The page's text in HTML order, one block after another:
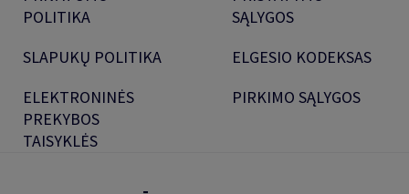
POLITIKA
SLAPUKŲ POLITIKA
ELEKTRONINĖS
PREKYBOS
TAISYKLĖS
SĄLYGOS
ELGESIO KODEKSAS
PIRKIMO SĄLYGOS